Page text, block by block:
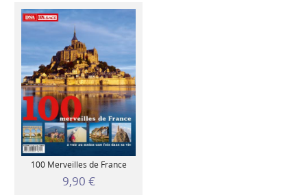
100 Merveilles de France
9,90 €